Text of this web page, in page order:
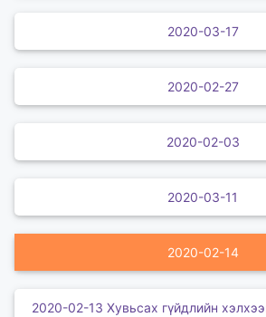
2020-03-17
2020-02-27
2020-02-03
2020-03-11
2020-02-14
2020-02-13 Хувьсах гүйдлийн